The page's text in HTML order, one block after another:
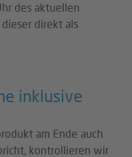
des aktuellen
direkt als
inklusive
am Ende auch
kontrollieren wir